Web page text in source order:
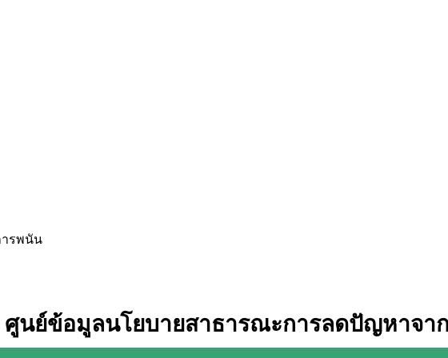
รพนัน
ศูนย์ข้อมูลนโยบายสาธารณะการลดปัญหาจา